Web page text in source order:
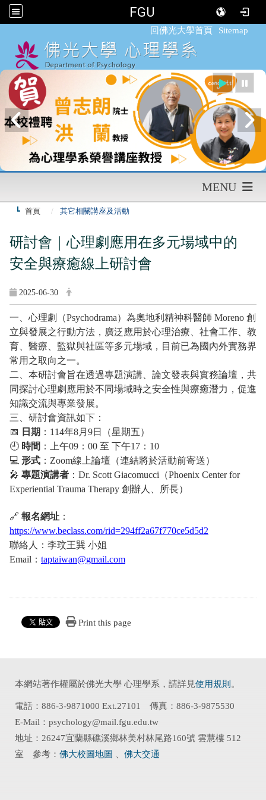
FGU
回佛光大學首頁 Sitemap
MENU
首頁 其它相關講座及活動
研討會｜心理劇應用在多元場域中的
安全與療癒線上研討會
2025-06-30
一、心理劇（Psychodrama）為奧地利精神科醫師 Moreno 創
立與發展之行動方法，廣泛應用於心理治療、社會工作、教
育、醫療、監獄與社區等多元場域，目前已為國內外實務界
常用之取向之一。
二、本研討會旨在透過專題演講、論文發表與實務論壇，共
同探討心理劇應用於不同場域時之安全性與療癒潛力，促進
知識交流與專業發展。
三、研討會資訊如下：
📅 日期 ：114年8月9日（星期五）
🕘 時間 ：上午09：00 至 下午17：10
💻 形式 ：Zoom線上論壇（連結將於活動前寄送）
🎤 專題演講者 ：Dr. Scott Giacomucci（Phoenix Center for
Experiential Trauma Therapy 創辦人、所長）
🔗 報名網址 ：
https://www.beclass.com/rid=294ff2a67f770ce5d5d2
聯絡人：李玟王巽 小姐
Email： taptaiwan@gmail.com
Print this page
本網站著作權屬於佛光大學 心理學系，請詳見使用規則 。
電話：886-3-9871000 Ext.27101 傳真：886-3-9875530
E-Mail：psychology@mail.fgu.edu.tw
地址：26247宜蘭縣礁溪鄉林美村林尾路160號 雲慧樓 512
室 參考： 佛大校圖地圖 佛大交通